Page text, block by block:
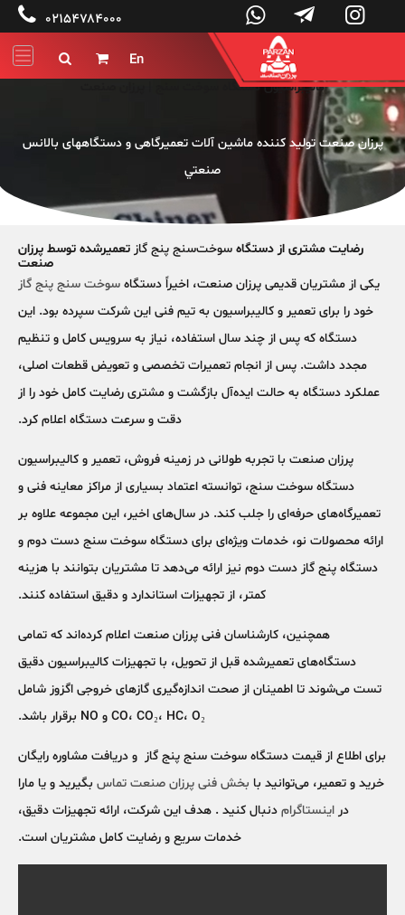



 ۰۲۱۵۴۷۸۴۰۰۰
En


کالیبراسیون دستگاه سوخت سنج | پرزان صنعت
پرزان صنعت توليد کننده ماشين آلات تعميرگاهی و دستگاههای بالانس
صنعتي
رضایت مشتری از دستگاه سوخت‌سنج پنج گاز تعمیرشده توسط پرزان
صنعت
یکی از مشتریان قدیمی پرزان صنعت، اخیراً دستگاه سوخت سنج پنج گاز
خود را برای تعمیر و کالیبراسیون به تیم فنی این شرکت سپرده بود. این
دستگاه که پس از چند سال استفاده، نیاز به سرویس کامل و تنظیم
مجدد داشت. پس از انجام تعمیرات تخصصی و تعویض قطعات اصلی،
عملکرد دستگاه به حالت ایده‌آل بازگشت و مشتری رضایت کامل خود را از
دقت و سرعت دستگاه اعلام کرد.
پرزان صنعت با تجربه طولانی در زمینه فروش، تعمیر و کالیبراسیون
دستگاه سوخت سنج، توانسته اعتماد بسیاری از مراکز معاینه فنی و
تعمیرگاه‌های حرفه‌ای را جلب کند. در سال‌های اخیر، این مجموعه علاوه بر
ارائه محصولات نو، خدمات ویژه‌ای برای دستگاه سوخت سنج دست دوم و
دستگاه پنج گاز دست دوم نیز ارائه می‌دهد تا مشتریان بتوانند با هزینه
کمتر، از تجهیزات استاندارد و دقیق استفاده کنند.
همچنین، کارشناسان فنی پرزان صنعت اعلام کرده‌اند که تمامی
دستگاه‌های تعمیرشده قبل از تحویل، با تجهیزات کالیبراسیون دقیق
تست می‌شوند تا اطمینان از صحت اندازه‌گیری گازهای خروجی اگزوز شامل
CO، CO₂، HC، O₂ و NO برقرار باشد.
برای اطلاع از قیمت دستگاه سوخت سنج پنج گاز و دریافت مشاوره رایگان
خرید و تعمیر، می‌توانید با بخش فنی پرزان صنعت تماس بگیرید و یا مارا
در اینستاگرام دنبال کنید . هدف این شرکت، ارائه تجهیزات دقیق،
خدمات سریع و رضایت کامل مشتریان است.